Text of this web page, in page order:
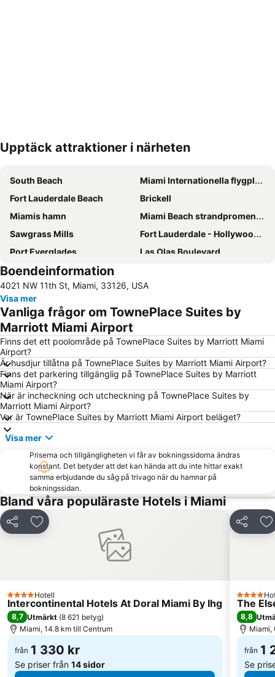
Förstora kartan
Upptäck attraktioner i närheten
South Beach
Miami Internationella flygplats
Fort Lauderdale Beach
Brickell
Miamis hamn
Miami Beach strandpromenad
Sawgrass Mills
Fort Lauderdale - Hollywood International Airport
Port Everglades
Las Olas Boulevard
Dolphin Mall
Art Deco distriktet
Coconut Grove
Bal Harbour Shops
Collins Avenue
University of Miami
Kaseya Center
Alvin's Island - Tropical Department Stores
Chase Stadium
Venetian Pool
Downtown Miami
Bayfront Park
Wynwood-Edgewater
Hard Rock Stadium
LoanDepot Park
Midtown
Bayside District
Southwest Grove
Dadeland Mall
South Pointe-parken
Miami River
Bayside Marketplace
Bay Cruise Evening
Lincoln Road
Miami Beach kongresscenter
Espanola Way
Bill Baggs Cape Florida State Park
Hard Rock Cafe Miami
Miami Duck Tours
Aventura Mall
Boendeinformation
4021 NW 11th St, Miami, 33126, USA
Visa mer
Vanliga frågor om TownePlace Suites by
Marriott Miami Airport
Finns det ett poolområde på TownePlace Suites by Marriott Miami
Airport?
Är husdjur tillåtna på TownePlace Suites by Marriott Miami Airport?
Finns det parkering tillgänglig på TownePlace Suites by Marriott
Miami Airport?
När är incheckning och utcheckning på TownePlace Suites by
Marriott Miami Airport?
Var är TownePlace Suites by Marriott Miami Airport beläget?
Visa mer
Priserna och tillgängligheten vi får av bokningssidorna ändras
konstant. Det betyder att det kan hända att du inte hittar exakt
samma erbjudande du såg på trivago när du hamnar på
bokningssidan.
Bland våra populäraste Hotels i Miami
Dela Lägg till i Mina Favoriter
4 Stjärnor
Hotell
Intercontinental Hotels At Doral Miami By Ihg
8,7 Utmärkt (8 621 betyg)
Miami, 14.8 km till Centrum
från 1 330 kr
Se priser från 14 sidor
Dela
4 Stjärnor
The
8,8
Miami,
från 1
Se